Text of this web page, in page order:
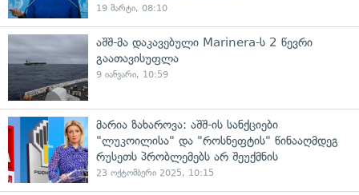
19 მარტი, 08:10
აშშ-მა დაკავებული Marinera-ს 2 წევრი
გაათავისუფლა
9 იანვარი, 10:59
მარია ზახაროვა: აშშ-ის სანქციები
"ლუკოილისა" და "როსნეფტის" წინააღმდეგ
რუსეთს პრობლემებს არ შეუქმნის
23 ოქტომბერი 2025, 10:15